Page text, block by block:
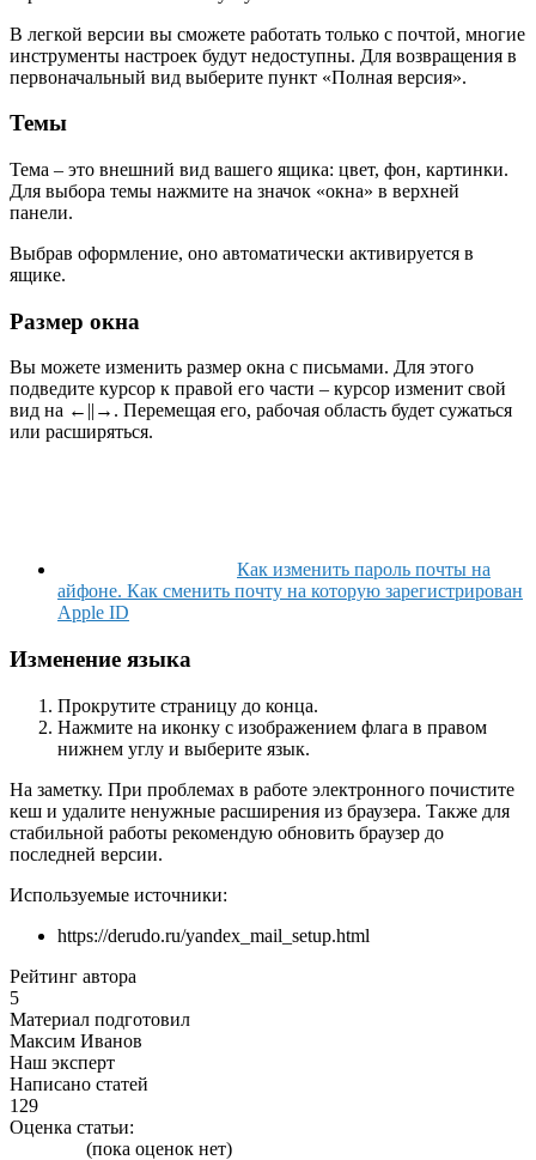
В легкой версии вы сможете работать только с почтой, многие
инструменты настроек будут недоступны. Для возвращения в
первоначальный вид выберите пункт «Полная версия».
Темы
Тема – это внешний вид вашего ящика: цвет, фон, картинки.
Для выбора темы нажмите на значок «окна» в верхней
панели.
Выбрав оформление, оно автоматически активируется в
ящике.
Размер окна
Вы можете изменить размер окна с письмами. Для этого
подведите курсор к правой его части – курсор изменит свой
вид на ←||→. Перемещая его, рабочая область будет сужаться
или расширяться.
Как изменить пароль почты на
айфоне. Как сменить почту на которую зарегистрирован
Apple ID
Изменение языка
Прокрутите страницу до конца.
Нажмите на иконку с изображением флага в правом
нижнем углу и выберите язык.
На заметку. При проблемах в работе электронного почистите
кеш и удалите ненужные расширения из браузера. Также для
стабильной работы рекомендую обновить браузер до
последней версии.
Используемые источники:
https://derudo.ru/yandex_mail_setup.html
Рейтинг автора
5
Материал подготовил
Максим Иванов
Наш эксперт
Написано статей
129
Оценка статьи:
(пока оценок нет)